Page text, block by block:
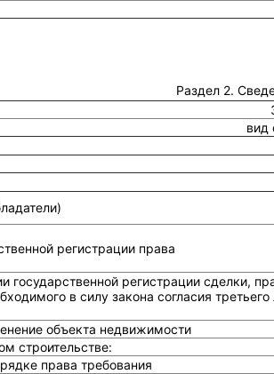
Раздел 2.
вид
регистрации права
государственной регистрации сделки,
в силу закона согласия третьего
объекта недвижимости
строительстве:
права требования